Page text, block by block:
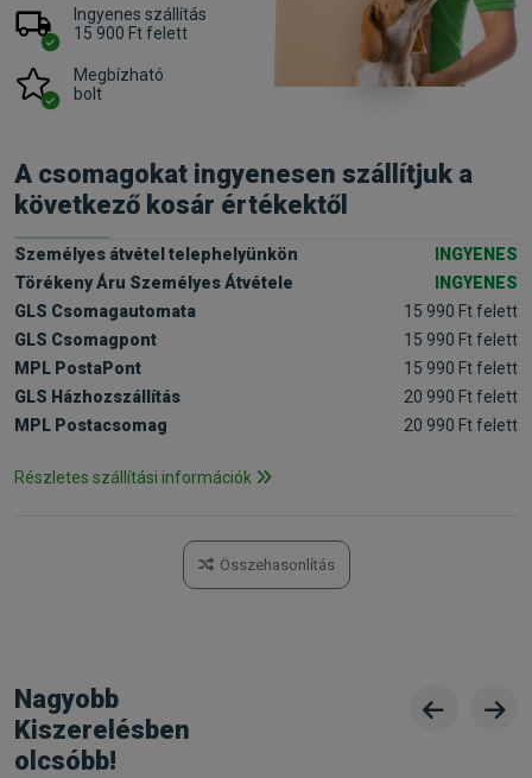
Ingyenes szállítás
15 900 Ft felett
Megbízható
bolt
A csomagokat ingyenesen szállítjuk a
következő kosár értékektől
Személyes átvétel telephelyünkön
INGYENES
Törékeny Áru Személyes Átvétele
INGYENES
GLS Csomagautomata
15 990 Ft felett
GLS Csomagpont
15 990 Ft felett
MPL PostaPont
15 990 Ft felett
GLS Házhozszállítás
20 990 Ft felett
MPL Postacsomag
20 990 Ft felett
Részletes szállítási információk
Összehasonlítás
Nagyobb
Kiszerelésben
olcsóbb!